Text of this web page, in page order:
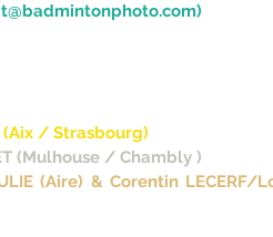
(Aix / Strasbourg)
(Mulhouse / Chambly )
(Aire) & Corentin